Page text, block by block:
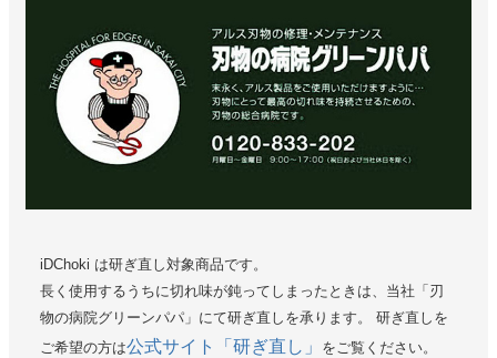
iDChoki は研ぎ直し対象商品です。
長く使用するうちに切れ味が鈍ってしまったときは、当社「刃
物の病院グリーンパパ」にて研ぎ直しを承ります。 研ぎ直しを
ご希望の方は公式サイト「研ぎ直し」 をご覧ください。